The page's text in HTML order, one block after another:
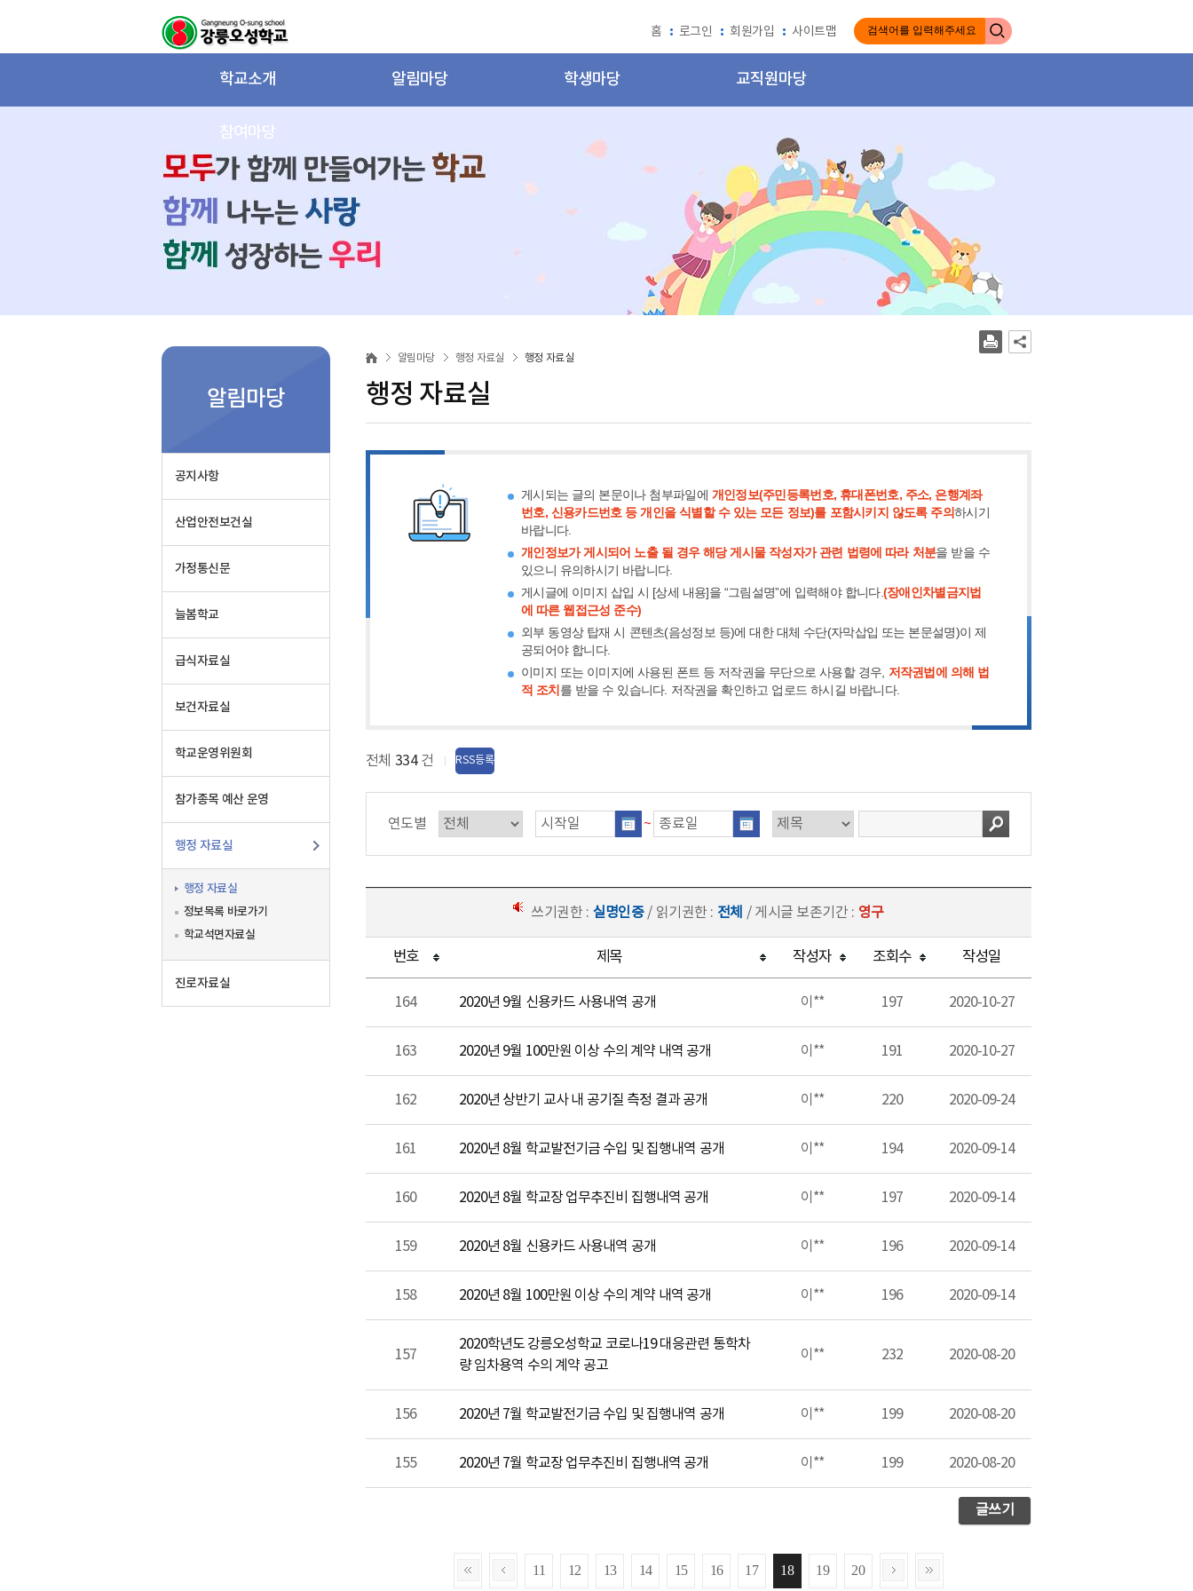
홈 로그인 회원가입 사이트맵
학교소개 알림마당 학생마당 교직원마당
참여마당
알림마당
공지사항
산업안전보건실
가정통신문
늘봄학교
급식자료실
보건자료실
학교운영위원회
참가종목 예산 운영
행정 자료실
행정 자료실
정보목록 바로가기
학교석면자료실
진로자료실
자
료
실
알림마당 행정 자료실 행정 자료실
행정 자료실
게시되는 글의 본문이나 첨부파일에 개인정보(주민등록번호, 휴대폰번호, 주소, 은행계좌
번호, 신용카드번호 등 개인을 식별할 수 있는 모든 정보)를 포함시키지 않도록 주의하시기
바랍니다.
개인정보가 게시되어 노출 될 경우 해당 게시물 작성자가 관련 법령에 따라 처분을 받을 수
있으니 유의하시기 바랍니다.
게시글에 이미지 삽입 시 [상세 내용]을 “그림설명”에 입력해야 합니다.(장애인차별금지법
에 따른 웹접근성 준수)
외부 동영상 탑재 시 콘텐츠(음성정보 등)에 대한 대체 수단(자막삽입 또는 본문설명)이 제
공되어야 합니다.
이미지 또는 이미지에 사용된 폰트 등 저작권을 무단으로 사용할 경우, 저작권법에 의해 법
적 조치 를 받을 수 있습니다. 저작권을 확인하고 업로드 하시길 바랍니다.
전체 334 건 RSS등록
연도별 ~
쓰기권한 : 실명인증/ 읽기권한 : 전체 / 게시글 보존기간 : 영구
번호 제목 작성자 조회수 작성일
164 2020년 9월 신용카드 사용내역 공개 이** 197 2020-10-27
163 2020년 9월 100만원 이상 수의 계약 내역 공개 이** 191 2020-10-27
162 2020년 상반기 교사 내 공기질 측정 결과 공개 이** 220 2020-09-24
161 2020년 8월 학교발전기금 수입 및 집행내역 공개 이** 194 2020-09-14
160 2020년 8월 학교장 업무추진비 집행내역 공개 이** 197 2020-09-14
159 2020년 8월 신용카드 사용내역 공개 이** 196 2020-09-14
158 2020년 8월 100만원 이상 수의 계약 내역 공개 이** 196 2020-09-14
157
2020학년도 강릉오성학교 코로나19 대응관련 통학차
량 임차용역 수의 계약 공고
이** 232 2020-08-20
156 2020년 7월 학교발전기금 수입 및 집행내역 공개 이** 199 2020-08-20
155 2020년 7월 학교장 업무추진비 집행내역 공개 이** 199 2020-08-20
글쓰기
11 12 13 14 15 16 17 18 19 20